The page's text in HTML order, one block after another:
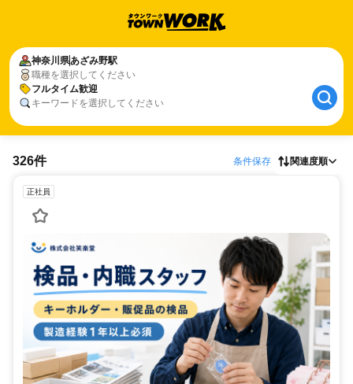
神奈川県あざみ野駅
職種を選択してください
フルタイム歓迎
キーワードを選択してください
326件 条件保存 関連度順
正社員